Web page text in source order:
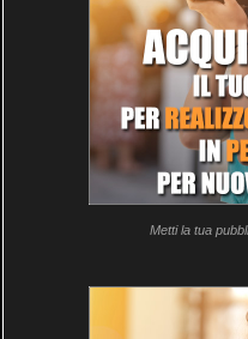
Metti la tua